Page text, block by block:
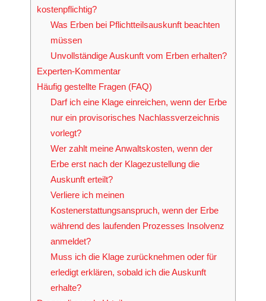
kostenpflichtig?
Was Erben bei Pflichtteilsauskunft beachten
müssen
Unvollständige Auskunft vom Erben erhalten?
Experten-Kommentar
Häufig gestellte Fragen (FAQ)
Darf ich eine Klage einreichen, wenn der Erbe
nur ein provisorisches Nachlassverzeichnis
vorlegt?
Wer zahlt meine Anwaltskosten, wenn der
Erbe erst nach der Klagezustellung die
Auskunft erteilt?
Verliere ich meinen
Kostenerstattungsanspruch, wenn der Erbe
während des laufenden Prozesses Insolvenz
anmeldet?
Muss ich die Klage zurücknehmen oder für
erledigt erklären, sobald ich die Auskunft
erhalte?